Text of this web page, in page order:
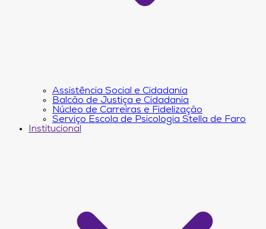
Assistência Social e Cidadania
Balcão de Justiça e Cidadania
Núcleo de Carreiras e Fidelização
Serviço Escola de Psicologia Stella de Faro
Institucional